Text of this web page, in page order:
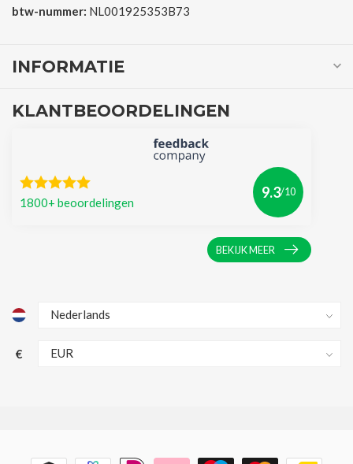
btw-nummer: NL001925353B73
INFORMATIE
KLANTBEOORDELINGEN
1800+ beoordelingen
9.3/10
BEKIJK MEER
€